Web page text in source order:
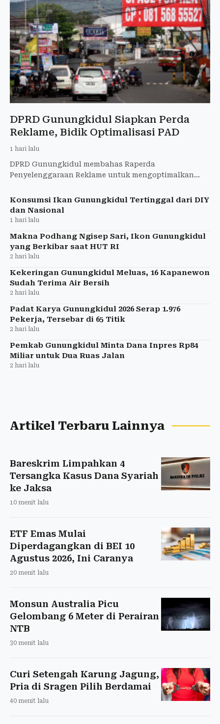
DPRD Gunungkidul Siapkan Perda
Reklame, Bidik Optimalisasi PAD
1 hari lalu
DPRD Gunungkidul membahas Raperda
Penyelenggaraan Reklame untuk mengoptimalkan
hukum.
Konsumsi Ikan Gunungkidul Tertinggal dari DIY
dan Nasional
1 hari lalu
Makna Podhang Ngisep Sari, Ikon Gunungkidul
yang Berkibar saat HUT RI
2 hari lalu
Kekeringan Gunungkidul Meluas, 16 Kapanewon
Sudah Terima Air Bersih
2 hari lalu
Padat Karya Gunungkidul 2026 Serap 1.976
Pekerja, Tersebar di 65 Titik
2 hari lalu
Pemkab Gunungkidul Minta Dana Inpres Rp84
Miliar untuk Dua Ruas Jalan
2 hari lalu
Artikel Terbaru Lainnya
Bareskrim Limpahkan 4
Tersangka Kasus Dana Syariah
ke Jaksa
10 menit lalu
ETF Emas Mulai
Diperdagangkan di BEI 10
Agustus 2026, Ini Caranya
20 menit lalu
Monsun Australia Picu
Gelombang 6 Meter di Perairan
NTB
30 menit lalu
Curi Setengah Karung Jagung,
Pria di Sragen Pilih Berdamai
40 menit lalu